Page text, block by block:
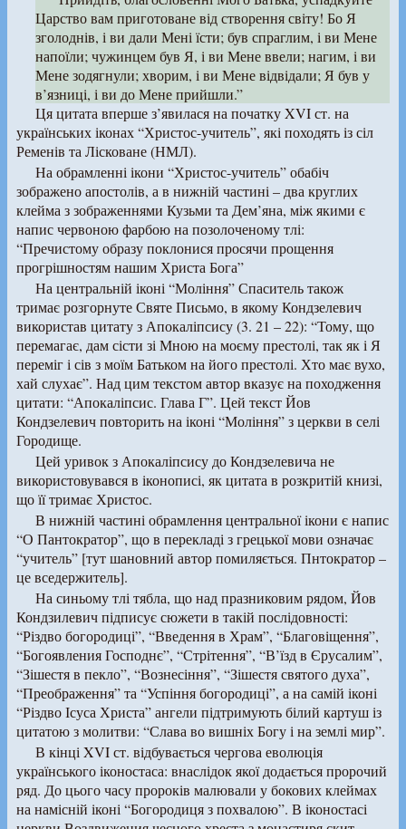
Царство вам приготоване від створення світу! Бо Я
зголоднів, і ви дали Мені їсти; був спраглим, і ви Мене
напоїли; чужинцем був Я, і ви Мене ввели; нагим, і ви
Мене зодягнули; хворим, і ви Мене відвідали; Я був у
в’язниці, і ви до Мене прийшли.”
Ця цитата вперше з’явилася на початку XVI ст. на
українських іконах “Христос-учитель”, які походять із сіл
Ременів та Лісковане (НМЛ).
На обрамленні ікони “Христос-учитель” обабіч
зображено апостолів, а в нижній частині – два круглих
клейма з зображеннями Кузьми та Дем’яна, між якими є
напис червоною фарбою на позолоченому тлі:
“Пречистому образу поклонися просячи прощення
прогрішностям нашим Христа Бога”
На центральній іконі “Моління” Спаситель також
тримає розгорнуте Святе Письмо, в якому Кондзелевич
використав цитату з Апокаліпсису (3. 21 – 22): “Тому, що
перемагає, дам сісти зі Мною на моєму престолі, так як і Я
переміг і сів з моїм Батьком на його престолі. Хто має вухо,
хай слухає”. Над цим текстом автор вказує на походження
цитати: “Апокаліпсис. Глава Г”. Цей текст Йов
Кондзелевич повторить на іконі “Моління” з церкви в селі
Городище.
Цей уривок з Апокаліпсису до Кондзелевича не
використовувався в іконописі, як цитата в розкритій книзі,
що її тримає Христос.
В нижній частині обрамлення центральної ікони є напис
“О Пантократор”, що в перекладі з грецької мови означає
“учитель” [тут шановний автор помиляється. Пнтократор –
це вседержитель].
На синьому тлі тябла, що над празниковим рядом, Йов
Кондзилевич підписує сюжети в такій послідовності:
“Різдво богородиці”, “Введення в Храм”, “Благовіщення”,
“Богоявления Господнє”, “Стрітення”, “В’їзд в Єрусалим”,
“Зішестя в пекло”, “Вознесіння”, “Зішестя святого духа”,
“Преображення” та “Успіння богородиці”, а на самій іконі
“Різдво Ісуса Христа” ангели підтримують білий картуш із
цитатою з молитви: “Слава во вишніх Богу і на землі мир”.
В кінці XVI ст. відбувається чергова еволюція
українського іконостаса: внаслідок якої додається пророчий
ряд. До цього часу пророків малювали у бокових клеймах
на намісній іконі “Богородиця з похвалою”. В іконостасі